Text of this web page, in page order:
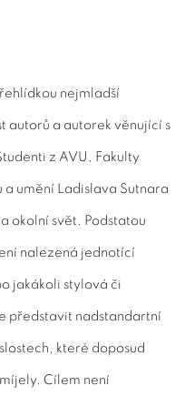
nejmladší
autorů a autorek věnující s
z AVU, Fakulty
a umění Ladislava Sutnara
okolní svět. Podstatou
nalezená jednotící
jakákoli stylová či
představit nadstandartní
které doposud
Cílem není